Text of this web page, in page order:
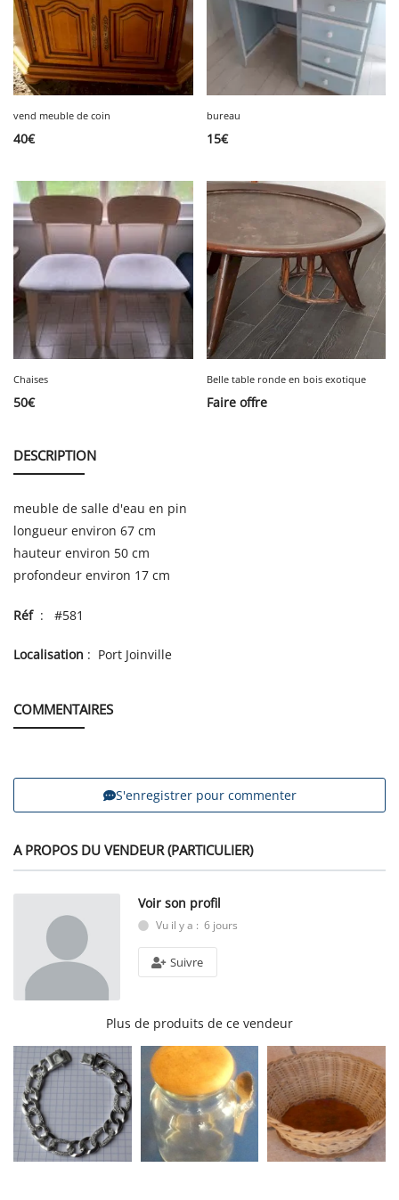
vend meuble de coin
40€
bureau
15€
Chaises
50€
Belle table ronde en bois exotique
Faire offre
DESCRIPTION
meuble de salle d'eau en pin
longueur environ 67 cm
hauteur environ 50 cm
profondeur environ 17 cm
Réf: #581
Localisation : Port Joinville
COMMENTAIRES
S'enregistrer pour commenter
A PROPOS DU VENDEUR (PARTICULIER)
Voir son profil
Vu il y a : 6 jours
Suivre
Plus de produits de ce vendeur